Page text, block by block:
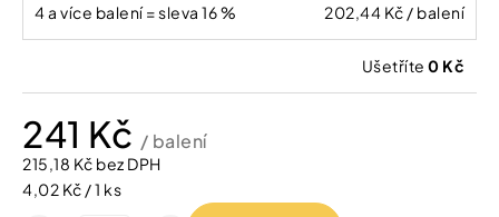
poukazy
Měna
(CZK)
4 a více balení = sleva 16 % 202,44 Kč / balení
Ušetříte 0 Kč
241 Kč / balení
215,18 Kč bez DPH
Měrná
4,02 Kč / 1 ks
ÚLEVA
OD
TBL
154
Kč
Původně:
221
Kč